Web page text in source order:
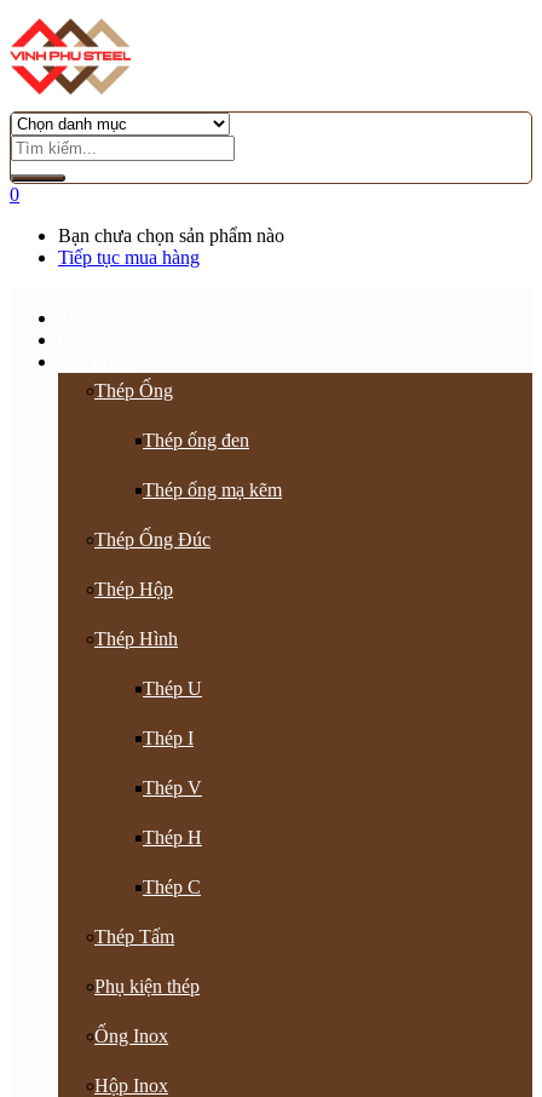
0
Bạn chưa chọn sản phẩm nào
Tiếp tục mua hàng
Thép Ống
Thép ống đen
Thép ống mạ kẽm
Thép Ống Đúc
Thép Hộp
Thép Hình
Thép U
Thép I
Thép V
Thép H
Thép C
Thép Tấm
Phụ kiện thép
Ống Inox
Hộp Inox